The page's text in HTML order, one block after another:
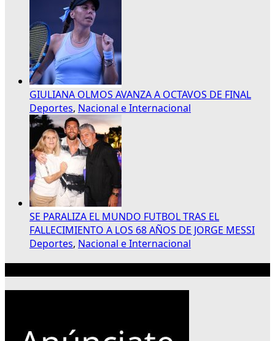
GIULIANA OLMOS AVANZA A OCTAVOS DE FINAL
Deportes, Nacional e Internacional
SE PARALIZA EL MUNDO FUTBOL TRAS EL
FALLECIMIENTO A LOS 68 AÑOS DE JORGE MESSI
Deportes, Nacional e Internacional